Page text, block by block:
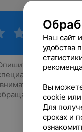
Наш сайт
удобства
Вы
cookie или
Для
сроках и